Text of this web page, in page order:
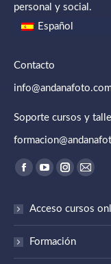
personal y social.
Español
Contacto
Soporte cursos y
Encuéntranos en:
Abrir enlace en una
Abrir enlace
AbrirAbrir
Acceso cursos
Formación